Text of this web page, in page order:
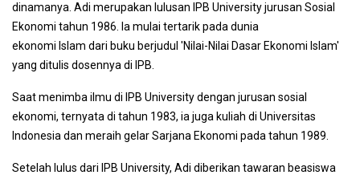
dinamanya. Adi merupakan lulusan IPB University jurusan Sosial
Ekonomi tahun 1986. Ia mulai tertarik pada dunia
ekonomi Islam dari buku berjudul 'Nilai-Nilai Dasar Ekonomi Islam'
yang ditulis dosennya di IPB.
Saat menimba ilmu di IPB University dengan jurusan sosial
ekonomi, ternyata di tahun 1983, ia juga kuliah di Universitas
Indonesia dan meraih gelar Sarjana Ekonomi pada tahun 1989.
Setelah lulus dari IPB University, Adi diberikan tawaran beasiswa